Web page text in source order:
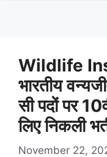
Wildlife
भारतीय
सी पदों पर
लिए निकली
November 22,